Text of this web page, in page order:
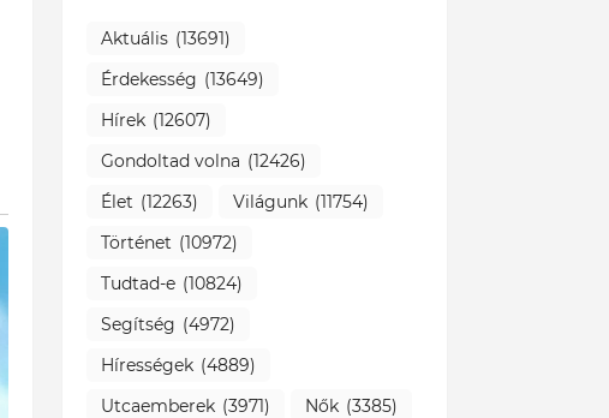
Aktuális (13691)
Érdekesség (13649)
Hírek (12607)
Gondoltad volna (12426)
Élet (12263) Világunk (11754)
Történet (10972)
Tudtad-e (10824)
Segítség (4972)
Hírességek (4889)
Utcaemberek (3971) Nők (3385)